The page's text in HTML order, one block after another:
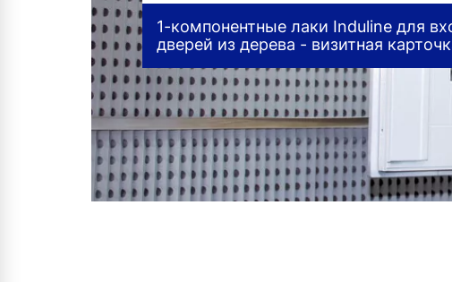
1-компонентные лаки Induline для
дверей из дерева - визитная